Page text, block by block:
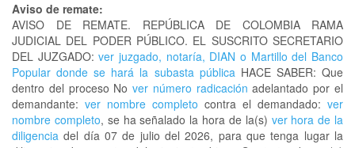
Aviso de remate:
AVISO DE REMATE. REPÚBLICA DE COLOMBIA RAMA
JUDICIAL DEL PODER PÚBLICO. EL SUSCRITO SECRETARIO
DEL JUZGADO: ver juzgado, notaría, DIAN o Martillo del Banco
Popular donde se hará la subasta públicaHACE SABER: Que
dentro del proceso Nover número radicación adelantado por el
demandante: ver nombre completo contra el demandado: ver
nombre completo, se ha señalado la hora de la(s) ver hora de la
diligencia del día 07 de julio del 2026, para que tenga lugar la